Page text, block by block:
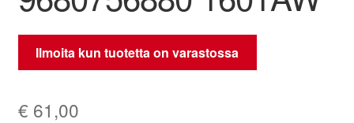
Ilmoita kun tuotetta on varastossa
€ 61,00